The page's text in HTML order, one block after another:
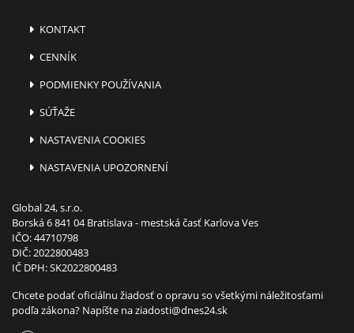
KONTAKT
CENNÍK
PODMIENKY POUŽÍVANIA
SÚŤAŽE
NASTAVENIA COOKIES
NASTAVENIA UPOZORNENÍ
Global 24, s.r.o.
Borská 6 841 04 Bratislava - mestská časť Karlova Ves
IČO: 44710798
DIČ: 2022800483
IČ DPH: SK2022800483
Chcete podať oficiálnu žiadosť o opravu so všetkými náležitosťami
podľa zákona? Napíšte naziadosti@dnes24.sk